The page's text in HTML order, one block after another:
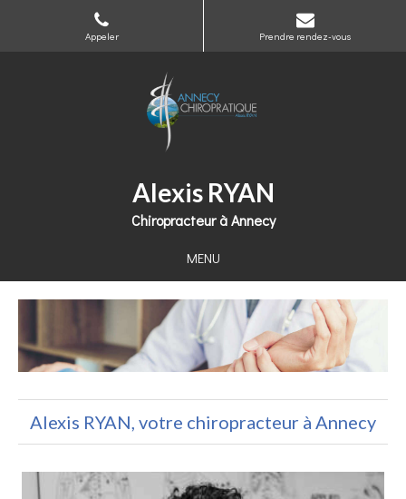
Appeler Prendre rendez-vous
Alexis RYAN
Chiropracteur à Annecy
MENU
Alexis RYAN, votre chiropracteur à Annecy